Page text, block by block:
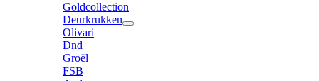
Goldcollection
Deurkrukken
Olivari
Dnd
Groël
FSB